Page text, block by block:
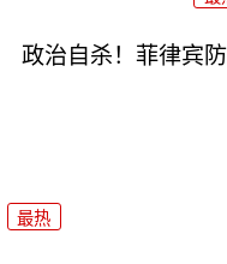
政治自杀！菲律宾
最热